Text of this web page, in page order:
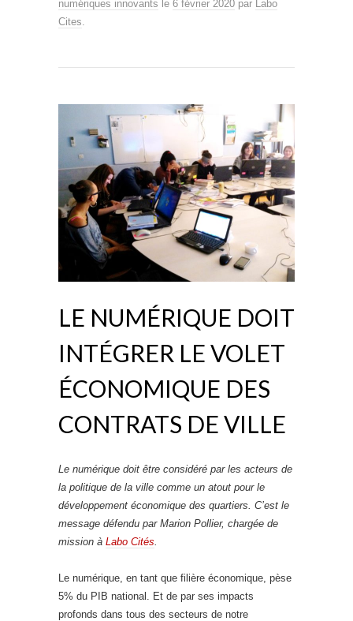
numériques innovants le 6 février 2020 par
Labo
Cites
LE NUMÉRIQUE DOIT
INTÉGRER LE VOLET
ÉCONOMIQUE DES
CONTRATS DE VILLE
Le numérique doit être considéré par les acteurs de
la politique de la ville comme un atout pour le
développement économique des quartiers. C’est le
message défendu par Marion Pollier, chargée de
mission à Labo Cités
Le numérique, en tant que filière économique, pèse
5% du PIB national. Et de par ses impacts
profonds dans tous des secteurs de notre